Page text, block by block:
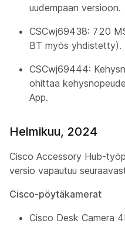
uudempaan versioon.
CSCwj69438: 720
BT myös yhdistetty).
CSCwj69444:
ohittaa
App.
Helmikuu, 2024
Cisco Accessory Hub-
versio vapautuu
Cisco-pöytäkamerat
Cisco Desk Camera